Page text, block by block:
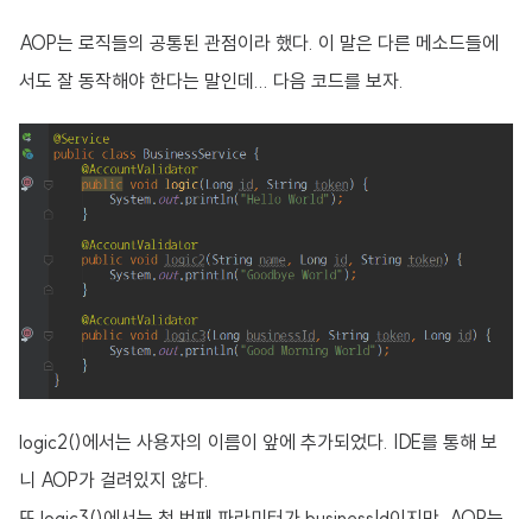
AOP는 로직들의 공통된 관점이라 했다. 이 말은 다른 메소드들에
서도 잘 동작해야 한다는 말인데... 다음 코드를 보자.
logic2()에서는 사용자의 이름이 앞에 추가되었다. IDE를 통해 보
니 AOP가 걸려있지 않다.